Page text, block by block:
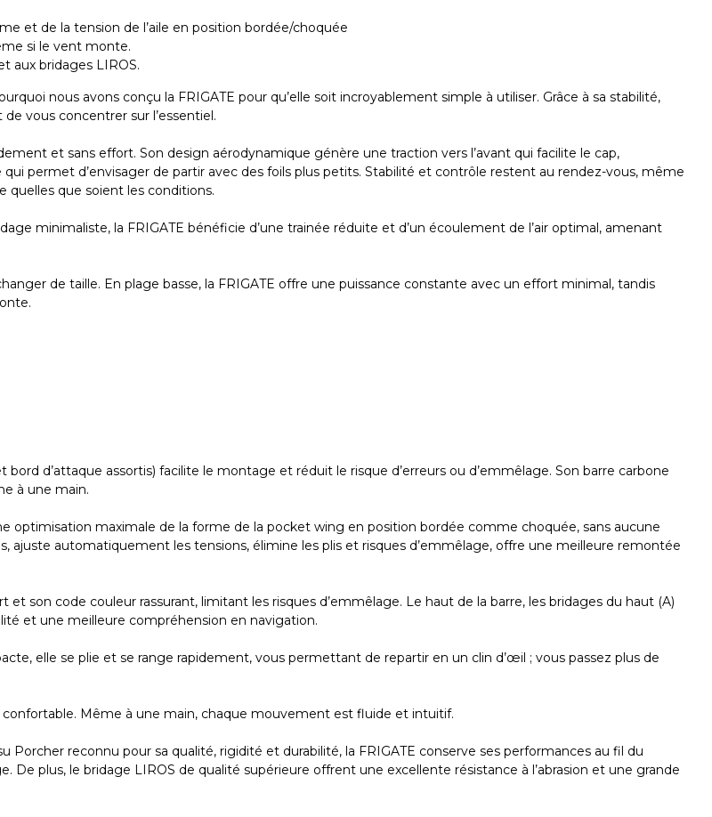
et de la tension de l’aile en position bordée/choquée
si le vent monte.
aux bridages LIROS.
nous avons conçu la FRIGATE pour qu’elle soit incroyablement simple à utiliser. Grâce à sa stabilité,
vous concentrer sur l’essentiel.
et sans effort. Son design aérodynamique génère une traction vers l’avant qui facilite le cap,
permet d’envisager de partir avec des foils plus petits. Stabilité et contrôle restent au rendez-vous, même
quelles que soient les conditions.
minimaliste, la FRIGATE bénéficie d’une trainée réduite et d’un écoulement de l’air optimal, amenant
de taille. En plage basse, la FRIGATE offre une puissance constante avec un effort minimal, tandis
d’attaque assortis) facilite le montage et réduit le risque d’erreurs ou d’emmêlage. Son barre carbone
à une main.
optimisation maximale de la forme de la pocket wing en position bordée comme choquée, sans aucune
ajuste automatiquement les tensions, élimine les plis et risques d’emmêlage, offre une meilleure remontée
son code couleur rassurant, limitant les risques d’emmêlage. Le haut de la barre, les bridages du haut (A)
et une meilleure compréhension en navigation.
elle se plie et se range rapidement, vous permettant de repartir en un clin d’œil ; vous passez plus de
Même à une main, chaque mouvement est fluide et intuitif.
Porcher reconnu pour sa qualité, rigidité et durabilité, la FRIGATE conserve ses performances au fil du
plus, le bridage LIROS de qualité supérieure offrent une excellente résistance à l’abrasion et une grande